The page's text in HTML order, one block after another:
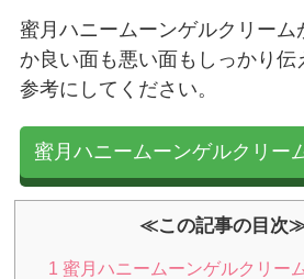
蜜月ハニームーンゲルクリーム
か良い面も悪い面もしっかり伝
参考にしてください。
蜜月ハニームーンゲルクリー
≪この記事の目次
1 蜜月ハニームーンゲルクリー